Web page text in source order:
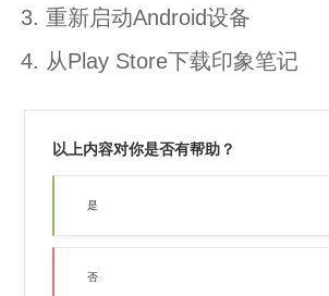
重新启动Android设备
从Play Store下载印象笔记
以上内容对你是否有帮助？
是
否